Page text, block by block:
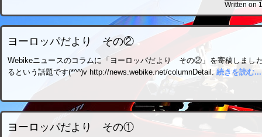
Written on
ヨーロッパだより その②
Webikeニュースのコラムに「ヨーロッパだより その②」を寄稿しまし
るという話題です(*^^)v http://news.webike.net/columnDetail. 続きを読む
ヨーロッパだより その①